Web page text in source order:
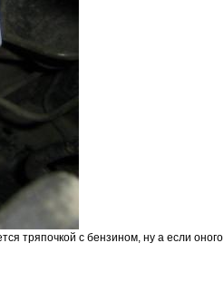
тряпочкой с бензином, ну а если оного